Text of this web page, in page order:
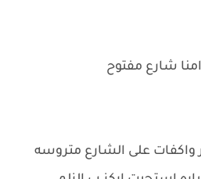
شارع مفتوح
واكفات على الشارع متروسه